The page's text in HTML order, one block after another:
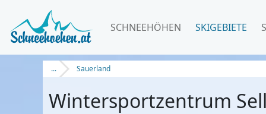
SCHNEEHÖHEN SKIGEBIETE
... Sauerland
Wintersportzentrum